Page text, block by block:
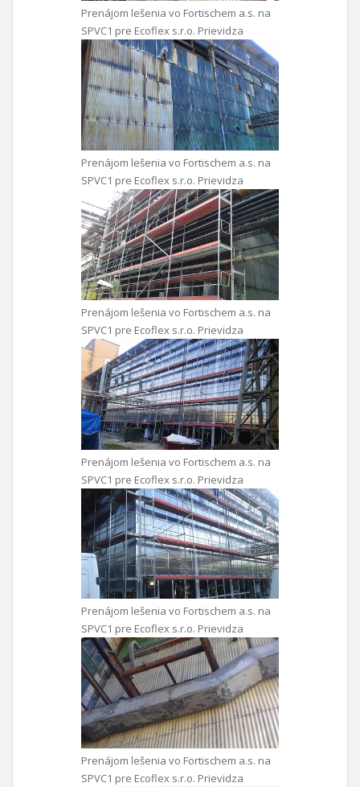
Prenájom lešenia vo Fortischem a.s. na
SPVC1 pre Ecoflex s.r.o. Prievidza
Prenájom lešenia vo Fortischem a.s. na
SPVC1 pre Ecoflex s.r.o. Prievidza
Prenájom lešenia vo Fortischem a.s. na
SPVC1 pre Ecoflex s.r.o. Prievidza
Prenájom lešenia vo Fortischem a.s. na
SPVC1 pre Ecoflex s.r.o. Prievidza
Prenájom lešenia vo Fortischem a.s. na
SPVC1 pre Ecoflex s.r.o. Prievidza
Prenájom lešenia vo Fortischem a.s. na
SPVC1 pre Ecoflex s.r.o. Prievidza